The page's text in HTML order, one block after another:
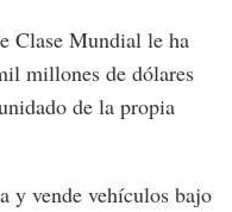
Clase Mundial le ha
millones de dólares
de la propia
y vende vehículos bajo